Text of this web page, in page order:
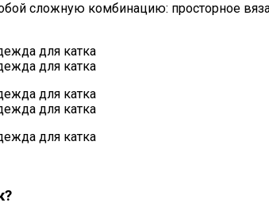
сложную комбинацию: просторное